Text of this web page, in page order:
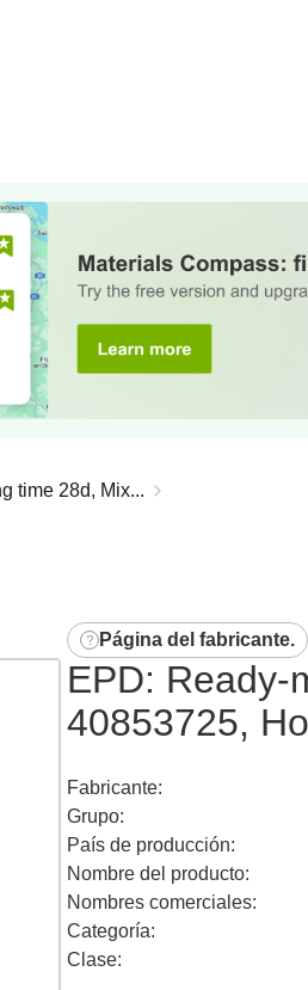
time 28d, Mix...
Página del fabricante.
EPD: Ready-
40853725,
Fabricante:
Grupo:
País de producción:
Nombre del producto:
Nombres comerciales:
Categoría:
Clase: